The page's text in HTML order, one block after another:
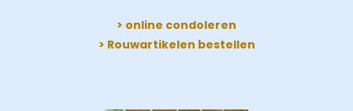
> online condoleren
> Rouwartikelen bestellen